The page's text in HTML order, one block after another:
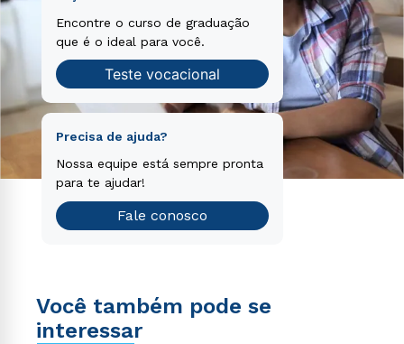
Encontre o curso de graduação
que é o ideal para você.
Teste vocacional
Precisa de ajuda?
Nossa equipe está sempre pronta
para te ajudar!
Fale conosco
Você também pode se
interessar